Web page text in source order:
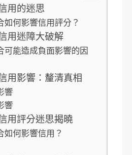
用的迷思
如何影響信用評分？
用迷障大破解
可能造成負面影響的因
用影響：釐清真相
響
響
用評分迷思揭曉
如何影響信用？